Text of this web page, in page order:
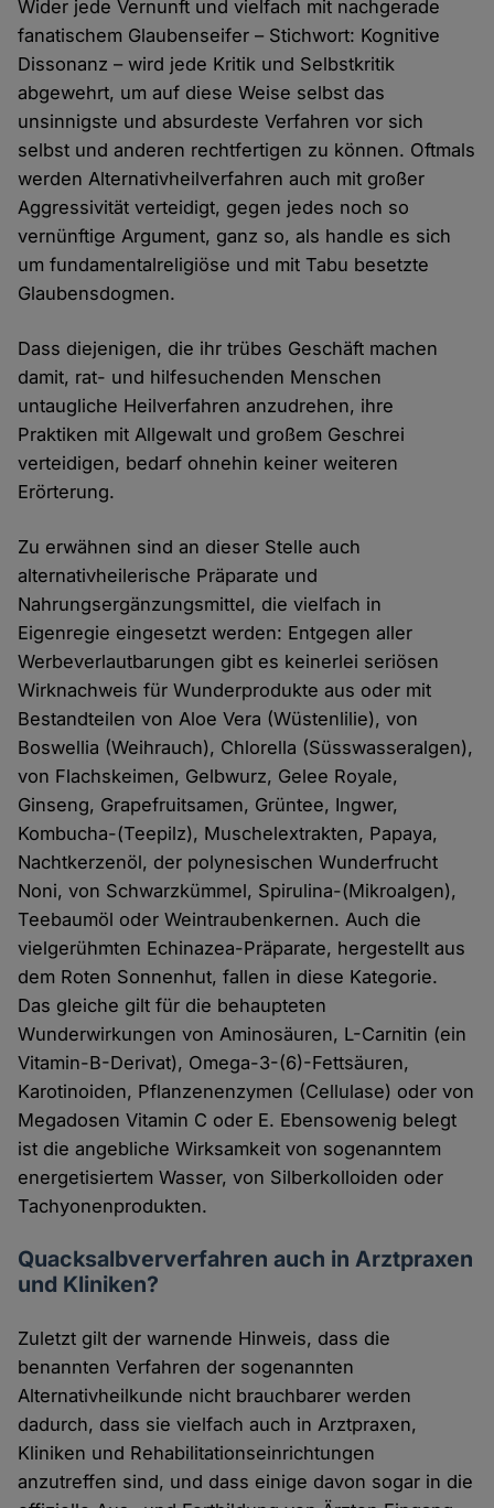
Wider jede Vernunft und vielfach mit nachgerade
fanatischem Glaubenseifer – Stichwort: Kognitive
Dissonanz – wird jede Kritik und Selbstkritik
abgewehrt, um auf diese Weise selbst das
unsinnigste und absurdeste Verfahren vor sich
selbst und anderen rechtfertigen zu können. Oftmals
werden Alternativheilverfahren auch mit großer
Aggressivität verteidigt, gegen jedes noch so
vernünftige Argument, ganz so, als handle es sich
um fundamentalreligiöse und mit Tabu besetzte
Glaubensdogmen.
Dass diejenigen, die ihr trübes Geschäft machen
damit, rat- und hilfesuchenden Menschen
untaugliche Heilverfahren anzudrehen, ihre
Praktiken mit Allgewalt und großem Geschrei
verteidigen, bedarf ohnehin keiner weiteren
Erörterung.
Zu erwähnen sind an dieser Stelle auch
alternativheilerische Präparate und
Nahrungsergänzungsmittel, die vielfach in
Eigenregie eingesetzt werden: Entgegen aller
Werbeverlautbarungen gibt es keinerlei seriösen
Wirknachweis für Wunderprodukte aus oder mit
Bestandteilen von Aloe Vera (Wüstenlilie), von
Boswellia (Weihrauch), Chlorella (Süsswasseralgen),
von Flachskeimen, Gelbwurz, Gelee Royale,
Ginseng, Grapefruitsamen, Grüntee, Ingwer,
Kombucha-(Teepilz), Muschelextrakten, Papaya,
Nachtkerzenöl, der polynesischen Wunderfrucht
Noni, von Schwarzkümmel, Spirulina-(Mikroalgen),
Teebaumöl oder Weintraubenkernen. Auch die
vielgerühmten Echinazea-Präparate, hergestellt aus
dem Roten Sonnenhut, fallen in diese Kategorie.
Das gleiche gilt für die behaupteten
Wunderwirkungen von Aminosäuren, L-Carnitin (ein
Vitamin-B-Derivat), Omega-3-(6)-Fettsäuren,
Karotinoiden, Pflanzenenzymen (Cellulase) oder von
Megadosen Vitamin C oder E. Ebensowenig belegt
ist die angebliche Wirksamkeit von sogenanntem
energetisiertem Wasser, von Silberkolloiden oder
Tachyonenprodukten.
Quacksalbververfahren auch in Arztpraxen
und Kliniken?
Zuletzt gilt der warnende Hinweis, dass die
benannten Verfahren der sogenannten
Alternativheilkunde nicht brauchbarer werden
dadurch, dass sie vielfach auch in Arztpraxen,
Kliniken und Rehabilitationseinrichtungen
anzutreffen sind, und dass einige davon sogar in die